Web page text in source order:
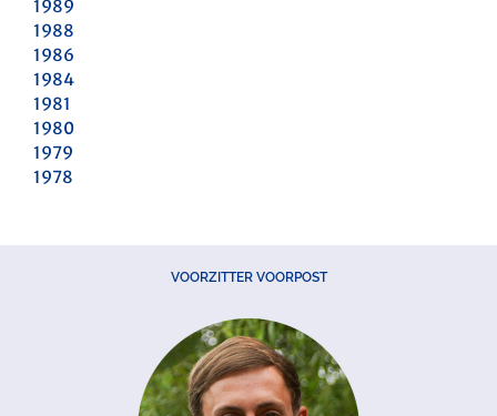
1989
1988
1986
1984
1981
1980
1979
1978
VOORZITTER VOORPOST